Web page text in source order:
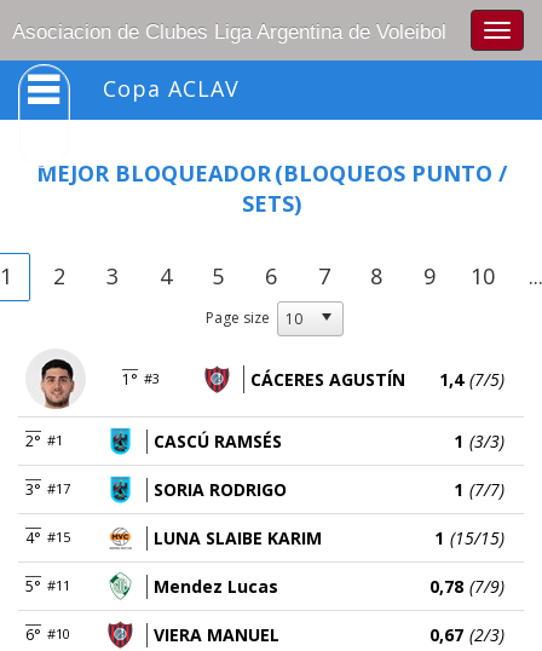
Asociacion de Clubes Liga Argentina de Voleibol
Copa ACLAV
MEJOR BLOQUEADOR(BLOQUEOS PUNTO /
SETS)
1 2 3 4 5 6 7 8 9 10 ...
Page size
1° #3 CÁCERES AGUSTÍN 1,4 (7/5)
2° #1 CASCÚ RAMSÉS 1 (3/3)
3° #17 SORIA RODRIGO 1 (7/7)
4° #15 LUNA SLAIBE KARIM 1 (15/15)
5° #11 Mendez Lucas 0,78 (7/9)
6° #10 VIERA MANUEL 0,67 (2/3)